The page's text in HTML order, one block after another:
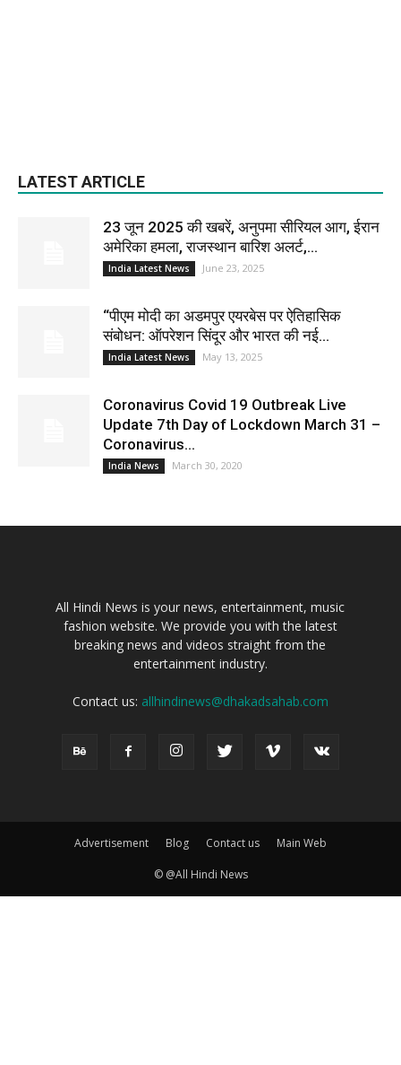
LATEST ARTICLE
23 जून 2025 की खबरें, अनुपमा सीरियल आग, ईरान
अमेरिका हमला, राजस्थान बारिश अलर्ट,...
India Latest News June 23, 2025
“पीएम मोदी का अडमपुर एयरबेस पर ऐतिहासिक
संबोधन: ऑपरेशन सिंदूर और भारत की नई...
India Latest News May 13, 2025
Coronavirus Covid 19 Outbreak Live
Update 7th Day of Lockdown March 31 –
Coronavirus...
India News March 30, 2020
All Hindi News is your news, entertainment, music
fashion website. We provide you with the latest
breaking news and videos straight from the
entertainment industry.
Contact us: allhindinews@dhakadsahab.com
Advertisement Blog Contact us Main Web
© @All Hindi News